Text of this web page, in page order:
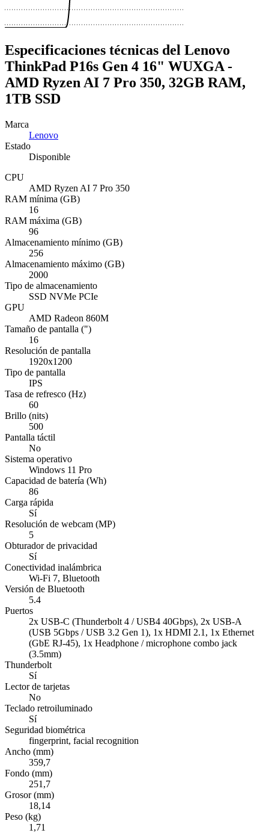
Especificaciones técnicas del Lenovo
ThinkPad P16s Gen 4 16" WUXGA -
AMD Ryzen AI 7 Pro 350, 32GB RAM,
1TB SSD
Marca
Lenovo
Estado
Disponible
CPU
AMD Ryzen AI 7 Pro 350
RAM mínima (GB)
16
RAM máxima (GB)
96
Almacenamiento mínimo (GB)
256
Almacenamiento máximo (GB)
2000
Tipo de almacenamiento
SSD NVMe PCIe
GPU
AMD Radeon 860M
Tamaño de pantalla (")
16
Resolución de pantalla
1920x1200
Tipo de pantalla
IPS
Tasa de refresco (Hz)
60
Brillo (nits)
500
Pantalla táctil
No
Sistema operativo
Windows 11 Pro
Capacidad de batería (Wh)
86
Carga rápida
Sí
Resolución de webcam (MP)
5
Obturador de privacidad
Sí
Conectividad inalámbrica
Wi-Fi 7, Bluetooth
Versión de Bluetooth
5.4
Puertos
2x USB-C (Thunderbolt 4 / USB4 40Gbps), 2x USB-A
(USB 5Gbps / USB 3.2 Gen 1), 1x HDMI 2.1, 1x Ethernet
(GbE RJ-45), 1x Headphone / microphone combo jack
(3.5mm)
Thunderbolt
Sí
Lector de tarjetas
No
Teclado retroiluminado
Sí
Seguridad biométrica
fingerprint, facial recognition
Ancho (mm)
359,7
Fondo (mm)
251,7
Grosor (mm)
18,14
Peso (kg)
1,71